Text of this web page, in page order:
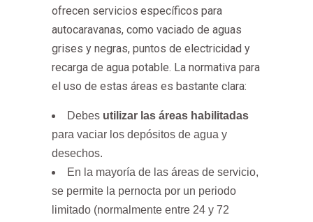
ofrecen servicios específicos para
autocaravanas, como vaciado de aguas
grises y negras, puntos de electricidad y
recarga de agua potable. La normativa para
el uso de estas áreas es bastante clara:
Debes utilizar las áreas habilitadas
para vaciar los depósitos de agua y
desechos.
En la mayoría de las áreas de servicio,
se permite la pernocta por un periodo
limitado (normalmente entre 24 y 72